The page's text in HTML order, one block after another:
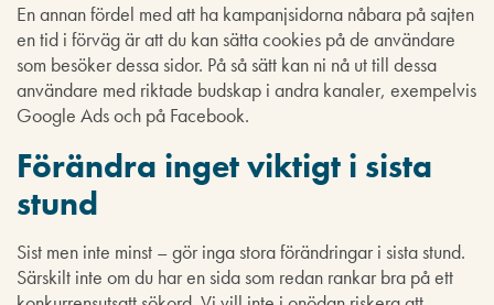
En annan fördel med att ha kampanjsidorna nåbara på sajten
en tid i förväg är att du kan sätta cookies på de användare
som besöker dessa sidor. På så sätt kan ni nå ut till dessa
användare med riktade budskap i andra kanaler, exempelvis
Google Ads och på Facebook.
Förändra inget viktigt i sista
stund
Sist men inte minst – gör inga stora förändringar i sista stund.
Särskilt inte om du har en sida som redan rankar bra på ett